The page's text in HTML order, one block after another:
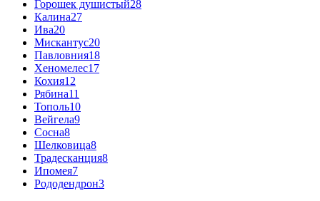
Горошек душистый28
Калина27
Ива20
Мискантус20
Павловния18
Хеномелес17
Кохия12
Рябина11
Тополь10
Вейгела9
Сосна8
Шелковица8
Традесканция8
Ипомея7
Рододендрон3